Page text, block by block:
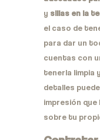
y sillas en la
el caso de
para dar un
cuentas con
tenerla limpia
detalles
impresión
sobre tu